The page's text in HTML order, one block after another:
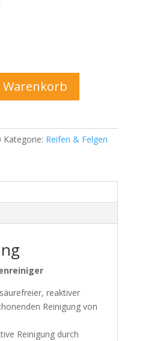
Aktueller
Preis
Warenkorb
Kategorie: Reifen & Felgen
reaktiver
Reinigung von
Reinigung durch